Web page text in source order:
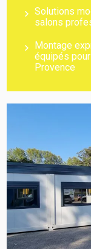
Solutions
salons
Montage
équipés
Provence